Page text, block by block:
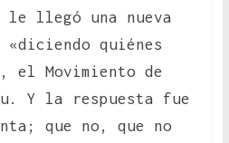
le llegó una nueva
quiénes
el Movimiento de
Y la respuesta fue
que no, que no